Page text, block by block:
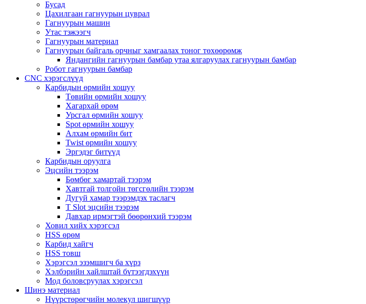
Бусад
Цахилгаан гагнуурын цуврал
Гагнуурын машин
Утас тэжээгч
Гагнуурын материал
Гагнуурын байгаль орчныг хамгаалах тоног төхөөрөмж
Яндангийн гагнуурын бамбар утаа ялгаруулах гагнуурын бамбар
Робот гагнуурын бамбар
CNC хэрэгслүүд
Карбидын өрмийн хошуу
Төвийн өрмийн хошуу
Хагархай өрөм
Урсгал өрмийн хошуу
Spot өрмийн хошуу
Алхам өрмийн бит
Twist өрмийн хошуу
Эргэдэг битүүд
Карбидын оруулга
Эцсийн тээрэм
Бөмбөг хамартай тээрэм
Хавтгай толгойн төгсгөлийн тээрэм
Дугуй хамар тээрэмдэх таслагч
T Slot эцсийн тээрэм
Давхар ирмэгтэй бөөрөнхий тээрэм
Ховил хийх хэрэгсэл
HSS өрөм
Карбид хайгч
HSS товш
Хэрэгсэл эзэмшигч ба хүрз
Хэлбэрийн хайлштай бүтээгдэхүүн
Мод боловсруулах хэрэгсэл
Шинэ материал
Нүүрстөрөгчийн молекул шигшүүр